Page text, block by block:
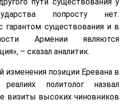
попросту нет.
гарантом существования и в
Армении являются
– сказал аналитик.
изменения позиции Еревана в
реалиях политолог назвал
визиты высоких чиновников